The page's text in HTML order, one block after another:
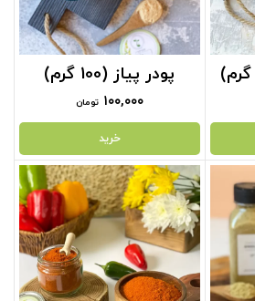
پودر پیاز (100 گرم)
۱۰۰,۰۰۰ تومان
خرید